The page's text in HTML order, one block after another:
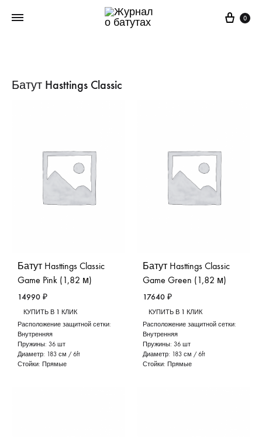
0
Батут Hasttings Classic
Батут Hasttings Classic
Game Pink (1,82 м)
14990 ₽
КУПИТЬ В 1 КЛИК
Расположение защитной сетки:
Внутренняя
Пружины: 36 шт
Диаметр: 183 см / 6ft
Стойки: Прямые
Батут Hasttings Classic
Game Green (1,82 м)
17640 ₽
КУПИТЬ В 1 КЛИК
Расположение защитной сетки:
Внутренняя
Пружины: 36 шт
Диаметр: 183 см / 6ft
Стойки: Прямые